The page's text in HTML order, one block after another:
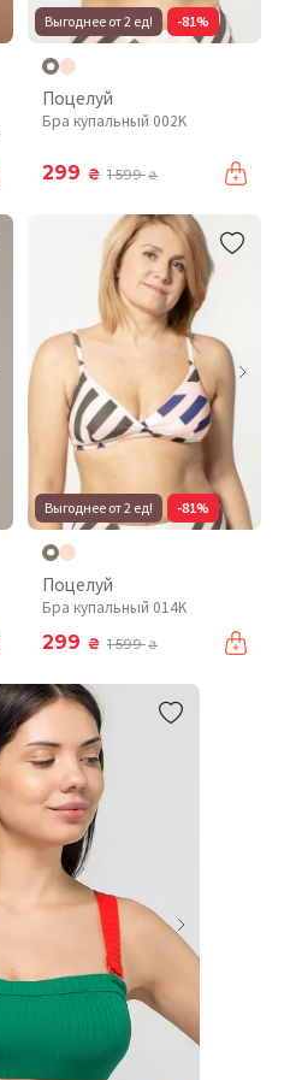
Выгоднее от 2 ед! -81%
Поцелуй
Бра купальный 002K
299 ₴ 1 599₴
Выгоднее от 2 ед! -81%
Поцелуй
Бра купальный 014K
299 ₴ 1 599₴